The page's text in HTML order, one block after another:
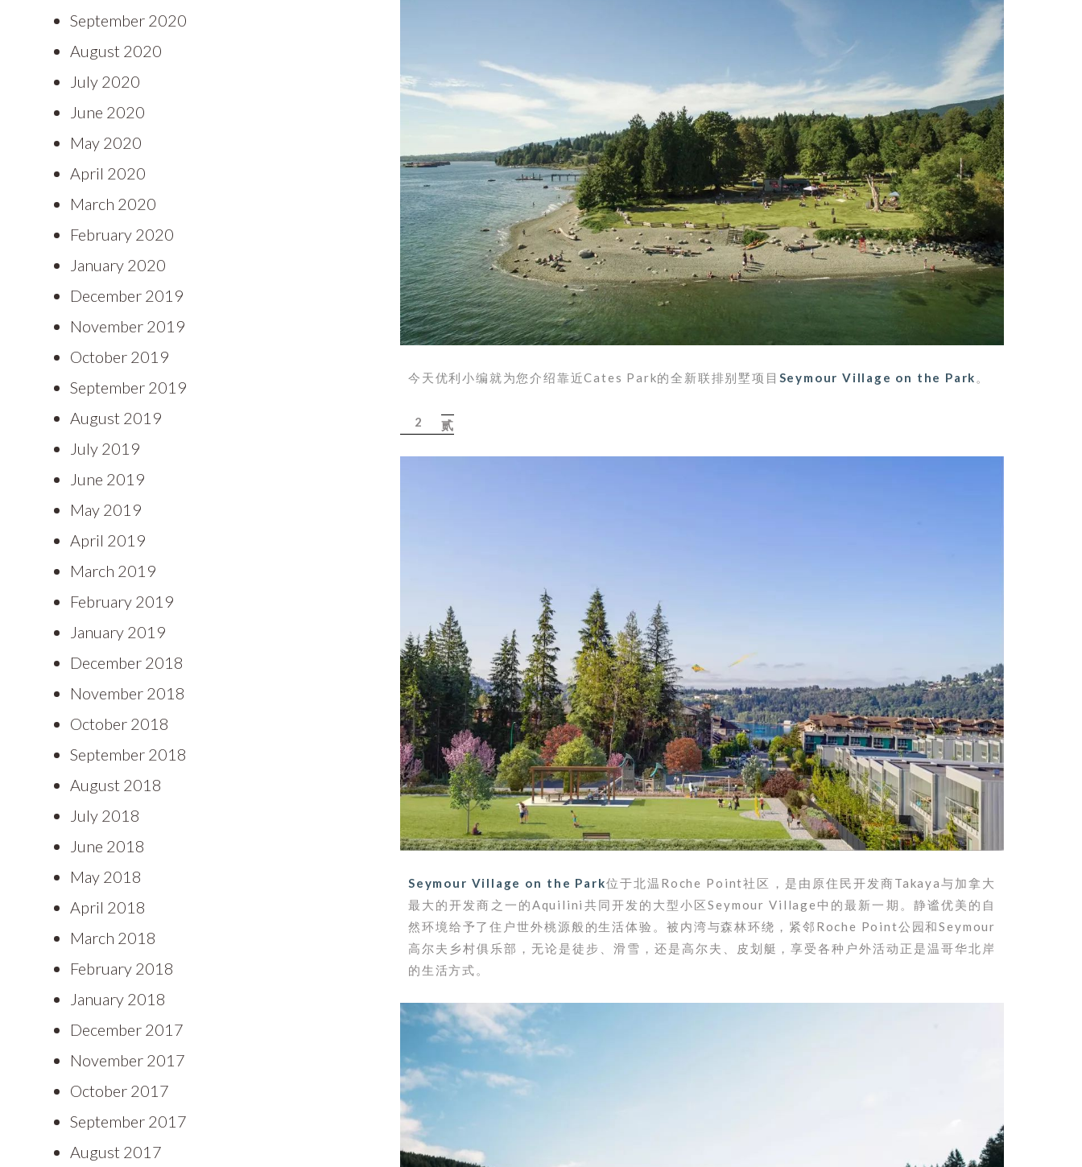
今天优利小编就为您介绍靠近Cates Park的全新联排别墅项目 Seymour Village on the Park 。
2 贰
Seymour Village on the Park位于北温Roche Point社区，是由原住民开发商Takaya与加拿大
最大的开发商之一的Aquilini共同开发的大型小区Seymour Village中的最新一期。静谧优美的自
然环境给予了住户世外桃源般的生活体验。被内湾与森林环绕，紧邻Roche Point公园和Seymour
高尔夫乡村俱乐部，无论是徒步、滑雪，还是高尔夫、皮划艇，享受各种户外活动正是温哥华北岸
的生活方式。
September 2020
August 2020
July 2020
June 2020
May 2020
April 2020
March 2020
February 2020
January 2020
December 2019
November 2019
October 2019
September 2019
August 2019
July 2019
June 2019
May 2019
April 2019
March 2019
February 2019
January 2019
December 2018
November 2018
October 2018
September 2018
August 2018
July 2018
June 2018
May 2018
April 2018
March 2018
February 2018
January 2018
December 2017
November 2017
October 2017
September 2017
August 2017